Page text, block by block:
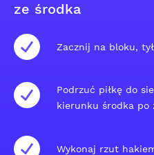
ze środka
Zacznij na bloku,
Podrzuć piłkę do
kierunku środka po
Wykonaj rzut